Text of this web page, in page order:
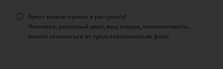
Букет можно купить в рассрочку!
Упаковка, реальный цвет, вид товара, комплектность,
может отличаться от представленного на фото.